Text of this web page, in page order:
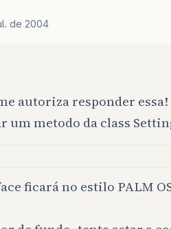
de 2004
autoriza responder essa!
um metodo da class
ficará no estilo PALM